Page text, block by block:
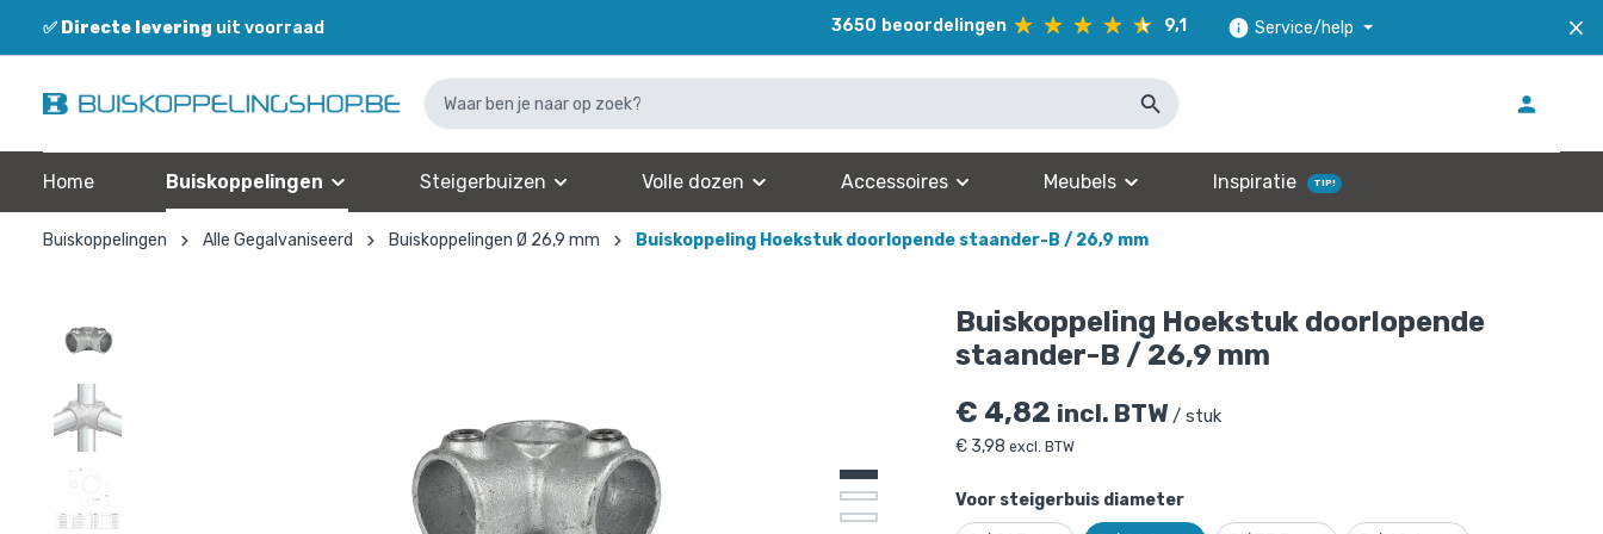
✅ Directe levering uit voorraad 3650 beoordelingen 9,1 Service/help
Home Buiskoppelingen Steigerbuizen Volle dozen Accessoires Meubels Inspiratie TIP!
Buiskoppelingen Alle Gegalvaniseerd Buiskoppelingen Ø 26,9 mm Buiskoppeling Hoekstuk doorlopende staander-B / 26,9 mm
Buiskoppeling Hoekstuk doorlopende
staander-B / 26,9 mm
€ 4,82 incl. BTW/ stuk
€ 3,98 excl. BTW
Voor steigerbuis diameter